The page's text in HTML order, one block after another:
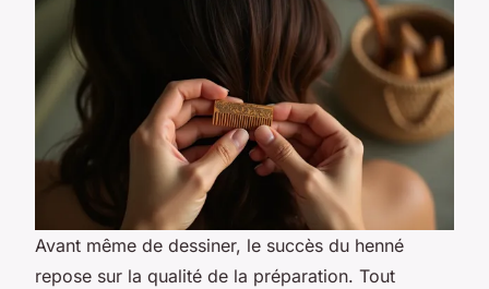
Avant même de dessiner, le succès du henné
repose sur la qualité de la préparation. Tout